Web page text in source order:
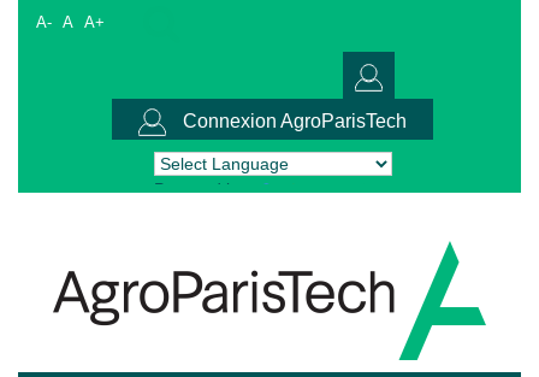
A- A A+
Connexion AgroParisTech
Powered by Translate